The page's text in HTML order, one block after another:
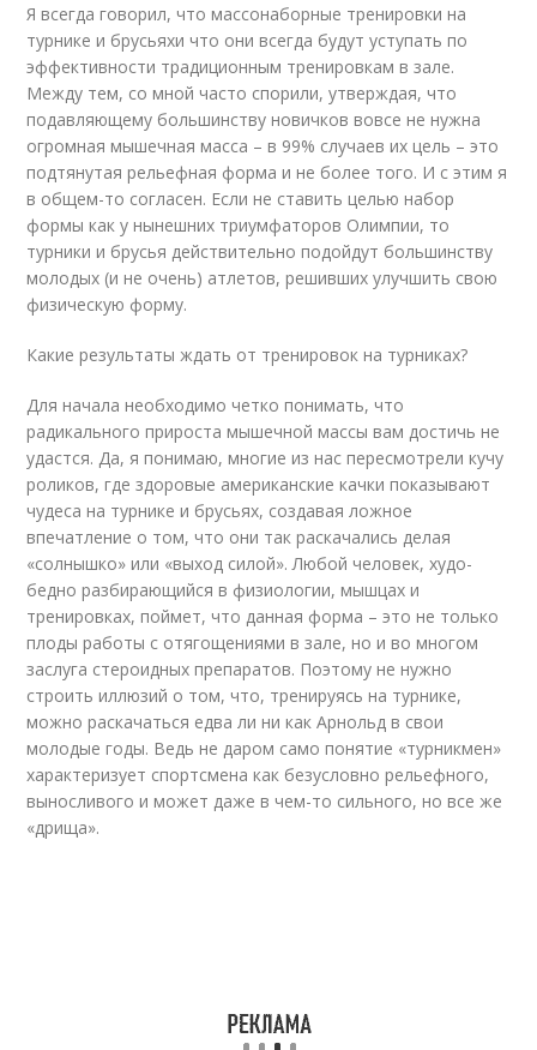
Я всегда говорил, что массонаборные тренировки на
турнике и брусьяхи что они всегда будут уступать по
эффективности традиционным тренировкам в зале.
Между тем, со мной часто спорили, утверждая, что
подавляющему большинству новичков вовсе не нужна
огромная мышечная масса – в 99% случаев их цель – это
подтянутая рельефная форма и не более того. И с этим я
в общем-то согласен. Если не ставить целью набор
формы как у нынешних триумфаторов Олимпии, то
турники и брусья действительно подойдут большинству
молодых (и не очень) атлетов, решивших улучшить свою
физическую форму.
Какие результаты ждать от тренировок на турниках?
Для начала необходимо четко понимать, что
радикального прироста мышечной массы вам достичь не
удастся. Да, я понимаю, многие из нас пересмотрели кучу
роликов, где здоровые американские качки показывают
чудеса на турнике и брусьях, создавая ложное
впечатление о том, что они так раскачались делая
«солнышко» или «выход силой». Любой человек, худо-
бедно разбирающийся в физиологии, мышцах и
тренировках, поймет, что данная форма – это не только
плоды работы с отягощениями в зале, но и во многом
заслуга стероидных препаратов. Поэтому не нужно
строить иллюзий о том, что, тренируясь на турнике,
можно раскачаться едва ли ни как Арнольд в свои
молодые годы. Ведь не даром само понятие «турникмен»
характеризует спортсмена как безусловно рельефного,
выносливого и может даже в чем-то сильного, но все же
«дрища».